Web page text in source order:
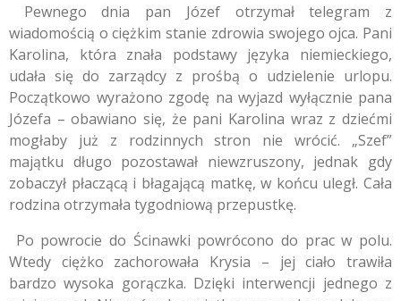
Pewnego dnia pan Józef otrzymał telegram z
wiadomością o ciężkim stanie zdrowia swojego ojca. Pani
Karolina, która znała podstawy języka niemieckiego,
udała się do zarządcy z prośbą o udzielenie urlopu.
Początkowo wyrażono zgodę na wyjazd wyłącznie pana
Józefa – obawiano się, że pani Karolina wraz z dziećmi
mogłaby już z rodzinnych stron nie wrócić. „Szef”
majątku długo pozostawał niewzruszony, jednak gdy
zobaczył płaczącą i błagającą matkę, w końcu uległ. Cała
rodzina otrzymała tygodniową przepustkę.
Po powrocie do Ścinawki powrócono do prac w polu.
Wtedy ciężko zachorowała Krysia – jej ciało trawiła
bardzo wysoka gorączka. Dzięki interwencji jednego z